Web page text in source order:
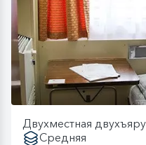
Двухместная
Средняя